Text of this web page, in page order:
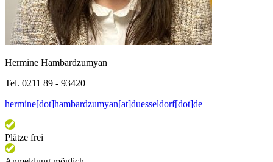
Hermine Hambardzumyan
Tel. 0211 89 - 93420
hermine[dot]hambardzumyan[at]duesseldorf[dot]de
Plätze frei